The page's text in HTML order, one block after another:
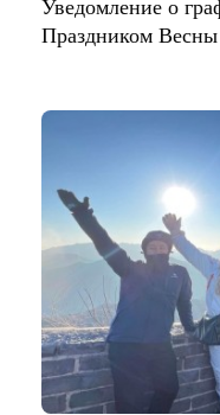
Уведомление о
Праздником